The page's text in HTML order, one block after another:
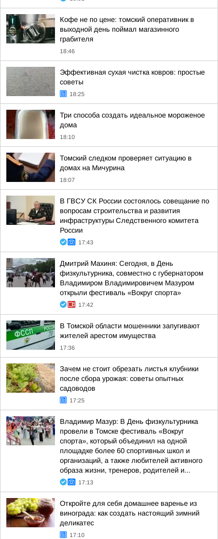
Кофе не по цене: томский оперативник в
выходной день поймал магазинного
грабителя
18:46
Эффективная сухая чистка ковров: простые
советы
18:25
Три способа создать идеальное мороженое
дома
18:10
Томский следком проверяет ситуацию в
домах на Мичурина
18:07
В ГВСУ СК России состоялось совещание по
вопросам строительства и развития
инфраструктуры Следственного комитета
России
17:43
Дмитрий Махиня: Сегодня, в День
физкультурника, совместно с губернатором
Владимиром Владимировичем Мазуром
открыли фестиваль «Вокруг спорта»
17:42
В Томской области мошенники запугивают
жителей арестом имущества
17:36
Зачем не стоит обрезать листья клубники
после сбора урожая: советы опытных
садоводов
17:25
Владимир Мазур: В День физкультурника
провели в Томске фестиваль «Вокруг
спорта», который объединил на одной
площадке более 60 спортивных школ и
организаций, а также любителей активного
образа жизни, тренеров, родителей и...
17:13
Откройте для себя домашнее варенье из
винограда: как создать настоящий зимний
деликатес
17:10